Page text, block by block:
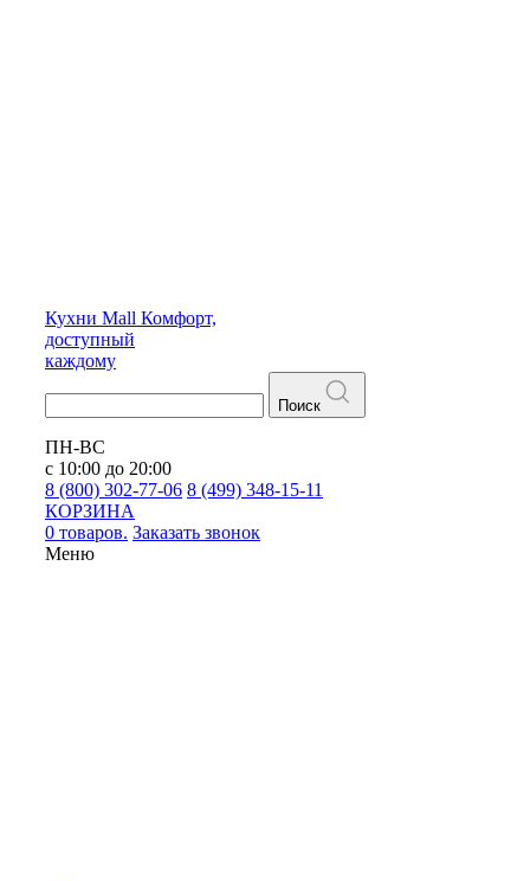
Кухни Mall Комфорт,
доступный
каждому
Поиск
ПН-ВС
с 10:00 до 20:00
8 (800) 302-77-06 8 (499) 348-15-11
КОРЗИНА
0 товаров. Заказать звонок
Меню